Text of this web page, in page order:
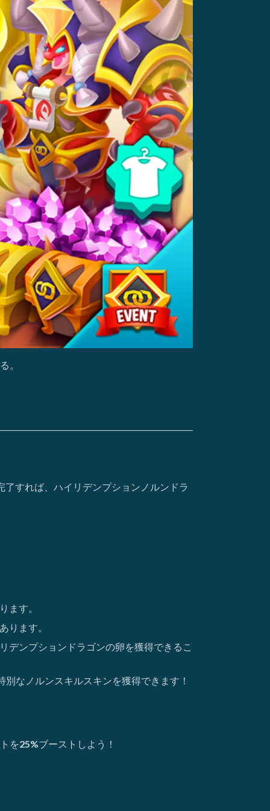
。
すれば、ハイリデンプションノルンドラ
ます。
ります。
デンプションドラゴンの卵を獲得できるこ
なノルンスキルスキンを獲得できます！
を25%ブーストしよう！